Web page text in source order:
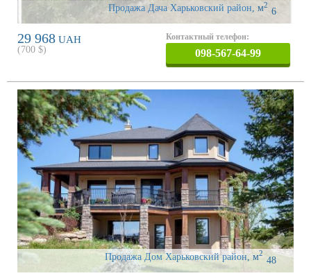
Продажа Дача Харьковский район 6
м2
29 968 UAH
(700 $)
Контактный телефон:
098-567-64-99
Продажа Дом Харьковский район, 48
м2